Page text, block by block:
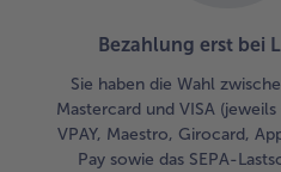
Bezahlung erst bei
Sie haben die Wahl
Mastercard und VISA
VPAY, Maestro, Girocard,
Pay sowie das SEPA-